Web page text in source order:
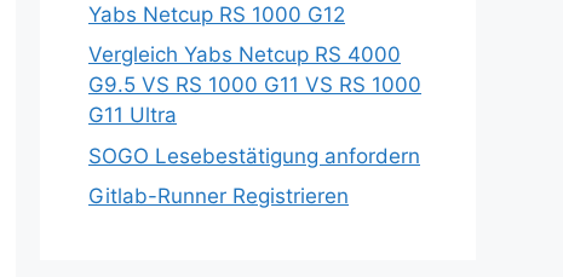
Yabs Netcup RS 1000 G12
Vergleich Yabs Netcup RS 4000
G9.5 VS RS 1000 G11 VS RS 1000
G11 Ultra
SOGO Lesebestätigung anfordern
Gitlab-Runner Registrieren